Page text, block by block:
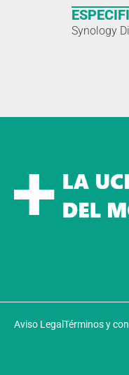
Synology
Aviso Legal Términos y